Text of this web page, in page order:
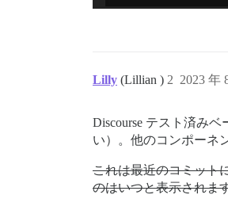
Lilly (Lillian ) 2023 年
2
Discourse テスト済み
い）。他のコンポーネ
これは最近のコミット
のはいつと表示されま